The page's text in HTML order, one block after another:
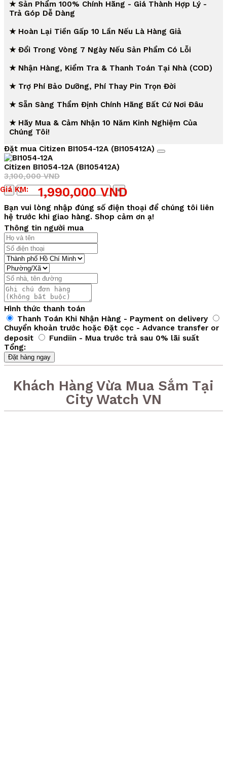
★ Sản Phẩm 100% Chính Hãng - Giá Thành Hợp Lý -
Trả Góp Dễ Dàng
★ Hoàn Lại Tiền Gấp 10 Lần Nếu Là Hàng Giả
★ Đổi Trong Vòng 7 Ngày Nếu Sản Phẩm Có Lỗi
★ Nhận Hàng, Kiểm Tra & Thanh Toán Tại Nhà (COD)
★ Trợ Phí Bảo Dưỡng, Phí Thay Pin Trọn Đời
★ Sẵn Sàng Thẩm Định Chính Hãng Bất Cứ Nơi Đâu
★ Hãy Mua & Cảm Nhận 10 Năm Kinh Nghiệm Của
Chúng Tôi!
Đặt mua Citizen BI1054-12A (BI105412A)
Citizen BI1054-12A (BI105412A)
3,100,000VND
Giá
gốc
là:
3,100,000 VND.
1,990,000VND
Giá
hiện
tại
là:
1,990,000 VND.
Giá KM:
Số
lượng
Bạn vui lòng nhập đúng số điện thoại để chúng tôi liên
hệ trước khi giao hàng. Shop cảm ơn ạ!
Thông tin người mua
Hình thức thanh toán
Thanh Toán Khi Nhận Hàng - Payment on delivery
Chuyển khoản trước hoặc Đặt cọc - Advance transfer or
deposit
Fundiin - Mua trước trả sau 0% lãi suất
Tổng:
Đặt hàng ngay
Khách Hàng Vừa Mua Sắm Tại
City Watch VN